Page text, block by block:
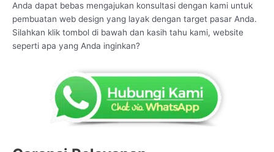
Anda dapat bebas mengajukan konsultasi dengan kami untuk
pembuatan web design yang layak dengan target pasar Anda.
Silahkan klik tombol di bawah dan kasih tahu kami, website
seperti apa yang Anda inginkan?